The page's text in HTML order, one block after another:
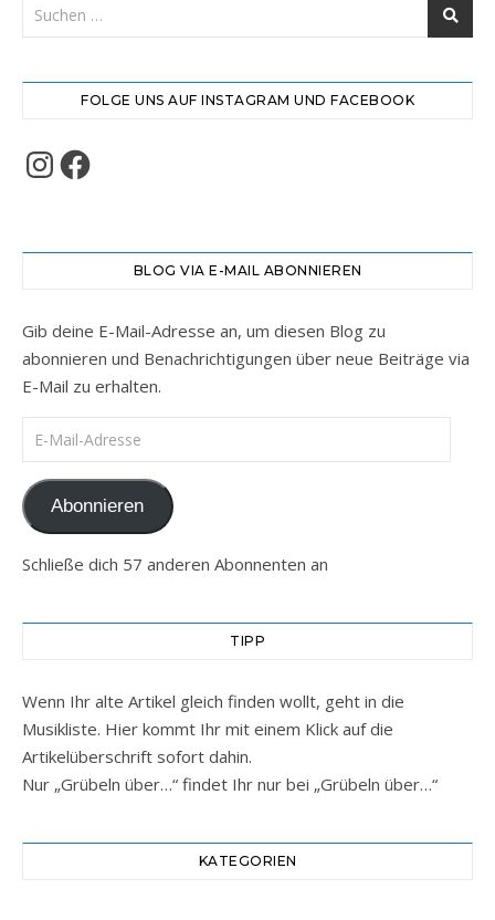
FOLGE UNS AUF INSTAGRAM UND FACEBOOK
Instagram
Facebook
BLOG VIA E-MAIL ABONNIEREN
Gib deine E-Mail-Adresse an, um diesen Blog zu
abonnieren und Benachrichtigungen über neue Beiträge via
E-Mail zu erhalten.
E-Mail-Adresse
Abonnieren
Schließe dich 57 anderen Abonnenten an
TIPP
Wenn Ihr alte Artikel gleich finden wollt, geht in die
Musikliste. Hier kommt Ihr mit einem Klick auf die
Artikelüberschrift sofort dahin.
Nur „Grübeln über…“ findet Ihr nur bei „Grübeln über…“
KATEGORIEN